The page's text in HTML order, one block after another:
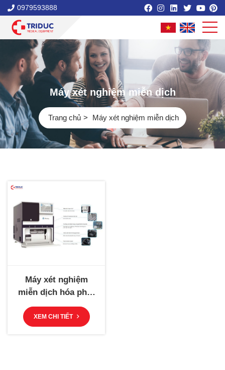
0979593888
Máy xét nghiệm miễn dịch
Trang chủ Máy xét nghiệm miễn dịch
Máy xét nghiệm
miễn dịch hóa phát
quang – iStar 500
XEM CHI TIẾT